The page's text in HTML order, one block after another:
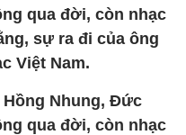
qua đời, còn nhạc
sự ra đi của ông
Việt Nam.
Nhung, Đức
qua đời, còn nhạc